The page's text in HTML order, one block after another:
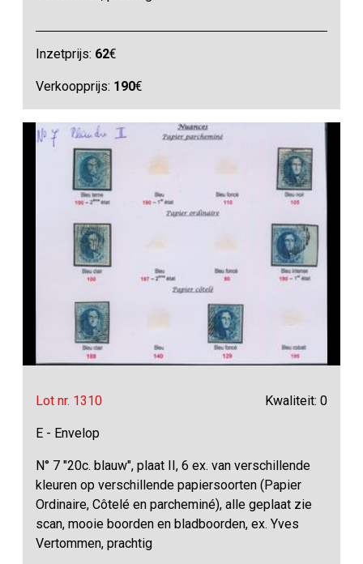
Inzetprijs: 62€
Verkoopprijs: 190€
Lot nr. 1310 Kwaliteit: 0
E - Envelop
N° 7 "20c. blauw", plaat II, 6 ex. van verschillende
kleuren op verschillende papiersoorten (Papier
Ordinaire, Côtelé en parcheminé), alle geplaat zie
scan, mooie boorden en bladboorden, ex. Yves
Vertommen, prachtig